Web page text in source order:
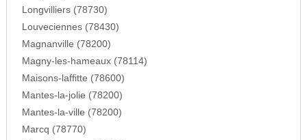
Longvilliers (78730)
Louveciennes (78430)
Magnanville (78200)
Magny-les-hameaux (78114)
Maisons-laffitte (78600)
Mantes-la-jolie (78200)
Mantes-la-ville (78200)
Marcq (78770)